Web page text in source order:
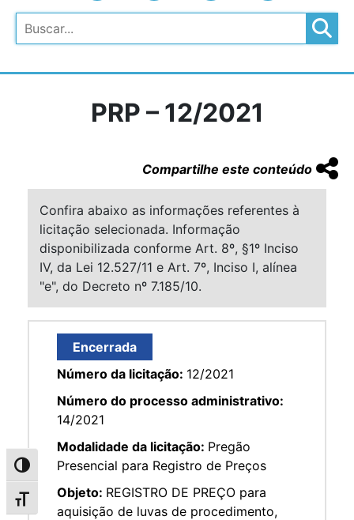
Alternar alto contraste
Alternar tamanho da fonte
Pesquisar
PRP – 12/2021
Compartilhe este conteúdo
Confira abaixo as informações referentes à
licitação selecionada. Informação
disponibilizada conforme Art. 8º, §1º Inciso
IV, da Lei 12.527/11 e Art. 7º, Inciso I, alínea
"e", do Decreto nº 7.185/10.
Encerrada
Número da licitação: 12/2021
Número do processo administrativo:
14/2021
Modalidade da licitação: Pregão
Presencial para Registro de Preços
Objeto: REGISTRO DE PREÇO para
aquisição de luvas de procedimento,